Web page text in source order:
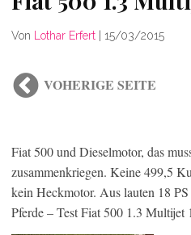
Von Lothar Erfert 15/03/2015
VOHERIGE SEITE
Fiat 500 und Dieselmotor, das
zusammenkriegen. Keine 499,5
kein Heckmotor. Aus lauten 18
Pferde – Test Fiat 500 1.3 Multijet